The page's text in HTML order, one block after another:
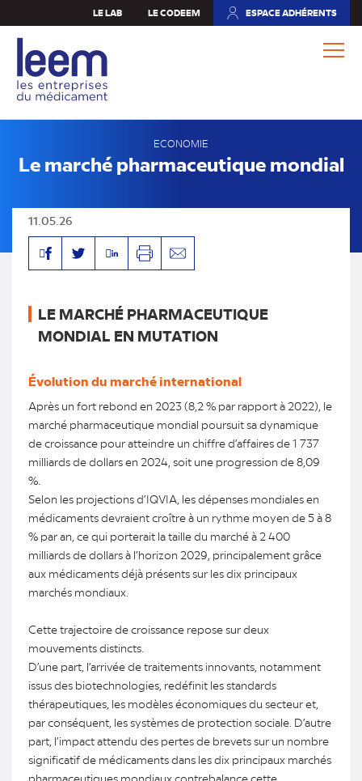
au
contenu
principal
LE LAB LE CODEEM ESPACE ADHÉRENTS
(NOUVEL
ECONOMIE
Le marché pharmaceutique mondial
11.05.26
FacebookTwitterLinkedinImprimerEnvoyer
LE MARCHÉ PHARMACEUTIQUE
MONDIAL EN MUTATION
Évolution du marché international
Après un fort rebond en 2023 (8,2 % par rapport à 2022), le
marché pharmaceutique mondial poursuit sa dynamique
de croissance pour atteindre un chiffre d’affaires de 1 737
milliards de dollars en 2024, soit une progression de 8,09
%.
Selon les projections d’IQVIA, les dépenses mondiales en
médicaments devraient croître à un rythme moyen de 5 à 8
% par an, ce qui porterait la taille du marché à 2 400
milliards de dollars à l’horizon 2029, principalement grâce
aux médicaments déjà présents sur les dix principaux
marchés mondiaux.
Cette trajectoire de croissance repose sur deux
mouvements distincts.
D’une part, l’arrivée de traitements innovants, notamment
issus des biotechnologies, redéfinit les standards
thérapeutiques, les modèles économiques du secteur et,
par conséquent, les systèmes de protection sociale. D’autre
part, l’impact attendu des pertes de brevets sur un nombre
significatif de médicaments dans les dix principaux marchés
pharmaceutiques mondiaux contrebalance cette